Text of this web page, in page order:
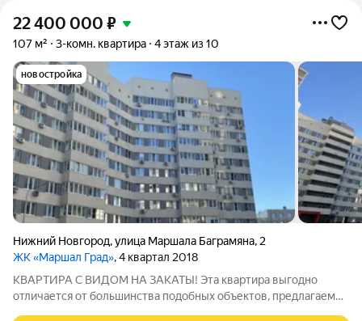
22 400 000 ₽
107 м² 3-комн. квартира 4 этаж из 10
новостройка
Нижний Новгород,улица Маршала Баграмяна, 2
ЖК «Маршал Град», 4 квартал 2018
КВАРТИРА С ВИДОМ НА ЗАКАТЫ! Эта квартира выгодно
отличается от большинства подобных объектов, предлагаемых